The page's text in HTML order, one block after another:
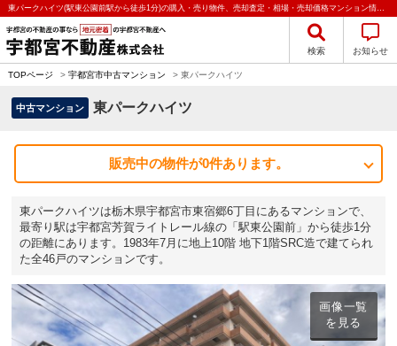
東パークハイツ(駅東公園前駅から徒歩1分)の購入・売り物件、売却査定・相場・売却価格マンション情報｜宇都宮不動産株式会社
検索 お知らせ
TOPページ > 宇都宮市中古マンション > 東パークハイツ
中古マンション 東パークハイツ
販売中の物件が0件あります。
東パークハイツは栃木県宇都宮市東宿郷6丁目にあるマンションで、
最寄り駅は宇都宮芳賀ライトレール線の「駅東公園前」から徒歩1分
の距離にあります。1983年7月に地上10階 地下1階SRC造で建てられ
た全46戸のマンションです。
画像一覧
を見る